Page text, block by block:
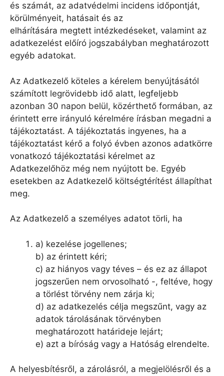
és számát, az adatvédelmi incidens időpontját,
körülményeit, hatásait és az
elhárítására megtett intézkedéseket, valamint az
adatkezelést előíró jogszabályban meghatározott
egyéb adatokat.
Az Adatkezelő köteles a kérelem benyújtásától
számított legrövidebb idő alatt, legfeljebb
azonban 30 napon belül, közérthető formában, az
érintett erre irányuló kérelmére írásban megadni a
tájékoztatást. A tájékoztatás ingyenes, ha a
tájékoztatást kérő a folyó évben azonos adatkörre
vonatkozó tájékoztatási kérelmet az
Adatkezelőhöz még nem nyújtott be. Egyéb
esetekben az Adatkezelő költségtérítést állapíthat
meg.
Az Adatkezelő a személyes adatot törli, ha
a) kezelése jogellenes;
b) az érintett kéri;
c) az hiányos vagy téves – és ez az állapot
jogszerűen nem orvosolható -, feltéve, hogy
a törlést törvény nem zárja ki;
d) az adatkezelés célja megszűnt, vagy az
adatok tárolásának törvényben
meghatározott határideje lejárt;
e) azt a bíróság vagy a Hatóság elrendelte.
A helyesbítésről, a zárolásról, a megjelölésről és a